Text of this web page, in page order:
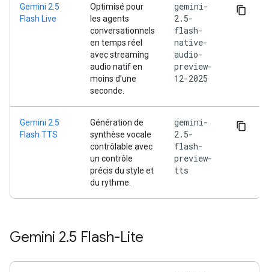
Gemini 2.5
Flash Live
Optimisé pour
les agents
conversationnels
en temps réel
avec streaming
audio natif en
moins d'une
seconde.
gemini-
2.5-
flash-
native-
audio-
preview-
12-2025
Gemini 2.5
Flash TTS
Génération de
synthèse vocale
contrôlable avec
un contrôle
précis du style et
du rythme.
gemini-
2.5-
flash-
preview-
tts
Gemini 2.5 Flash-Lite